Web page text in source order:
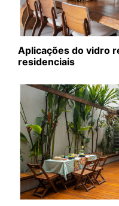
Aplicações do vidro
residenciais